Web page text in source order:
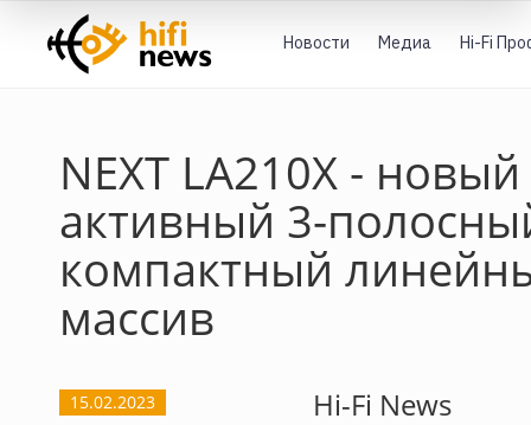
Новости Медиа Hi-Fi
NEXT LA210X - новый
активный 3-
компактный
массив
15.02.2023 Hi-Fi News